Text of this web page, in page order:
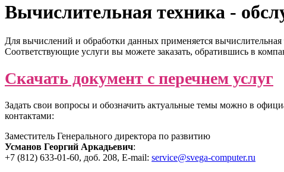
Вычислительная техника -
Для вычислений и обработки данных применяется
Соответствующие услуги вы можете заказать, обратившись в
Скачать документ с перечнем услуг
Задать свои вопросы и обозначить актуальные темы можно в
контактами:
Заместитель Генерального директора по развитию
Усманов Георгий Аркадьевич:
+7 (812) 633-01-60, доб. 208, E-mail: service@svega-computer.ru